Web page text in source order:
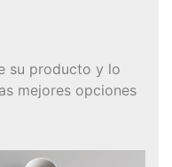
su producto y lo
mejores opciones